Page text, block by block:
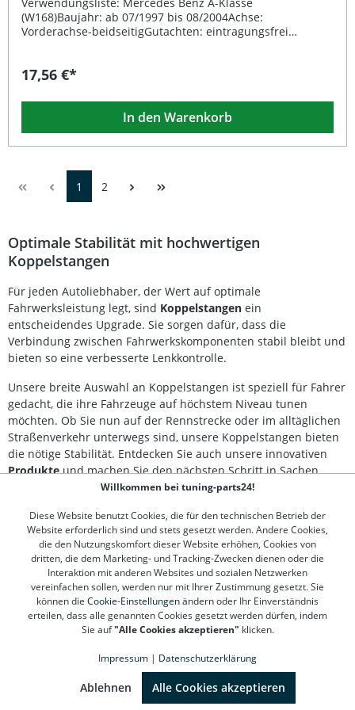
Verwendungsliste: Mercedes Benz A-Klasse
(W168)Baujahr: ab 07/1997 bis 08/2004Achse:
Vorderachse-beidseitigGutachten: eintragungsfrei
präzise Verbindung zwischen Stabilisator und Federbein.
Fahrkomfort bei, insbesondere bei schnellen
Kurvenfahrten oder unebenen Straßenbedingungen.
Durch ihre robuste Ausführung und passgenaue
Fertigung ist sie ideal als Ersatzteil für verschlissene
sorgt für eine lange Lebensdauer und zuverlässige
Fahrleistung. Fahrzeugspezifische Passform für Mercedes
A-Klasse W168 Hochwertige Verarbeitung und langlebige
zusätzliche Zulassung Beidseitige Verwendung an der
Vorderachse Lieferumfang: 1x TA Technix Koppelstange
Vorderachse-beidseitig
17,56 €*
In den Warenkorb
1 2
Optimale Stabilität mit hochwertigen
Koppelstangen
Für jeden Autoliebhaber, der Wert auf optimale
Fahrwerksleistung legt, sind Koppelstangen ein
entscheidendes Upgrade. Sie sorgen dafür, dass die
Verbindung zwischen Fahrwerkskomponenten stabil bleibt und
bieten so eine verbesserte Lenkkontrolle.
Unsere breite Auswahl an Koppelstangen ist speziell für Fahrer
gedacht, die ihre Fahrzeuge auf höchstem Niveau tunen
möchten. Ob Sie nun auf der Rennstrecke oder im alltäglichen
Straßenverkehr unterwegs sind, unsere Koppelstangen bieten
die nötige Stabilität. Entdecken Sie auch unsere innovativen
Produkteund machen Sie den nächsten Schritt in Sachen
Fahrwerksoptimierung.
Kontakt
Kundenservice
Informationen
Willkommen bei tuning-parts24!
Diese Website benutzt Cookies, die für den technischen Betrieb der
Website erforderlich sind und stets gesetzt werden. Andere Cookies,
die den Nutzungskomfort dieser Website erhöhen, Cookies von
dritten, die dem Marketing- und Tracking-Zwecken dienen oder die
Interaktion mit anderen Websites und sozialen Netzwerken
vereinfachen sollen, werden nur mit Ihrer Zustimmung gesetzt. Sie
können die Cookie-Einstellungenändern oder Ihr Einverständnis
erteilen, dass alle genannten Cookies gesetzt werden dürfen, indem
Sie auf"Alle Cookies akzeptieren" klicken.
Impressum | Datenschutzerklärung
Ablehnen Alle Cookies akzeptieren
(4.78 / 5)
1311 Bewertungen bei: google.de, shopvote.de ⓘ
Informationen zur Echtheit der Bewertungen